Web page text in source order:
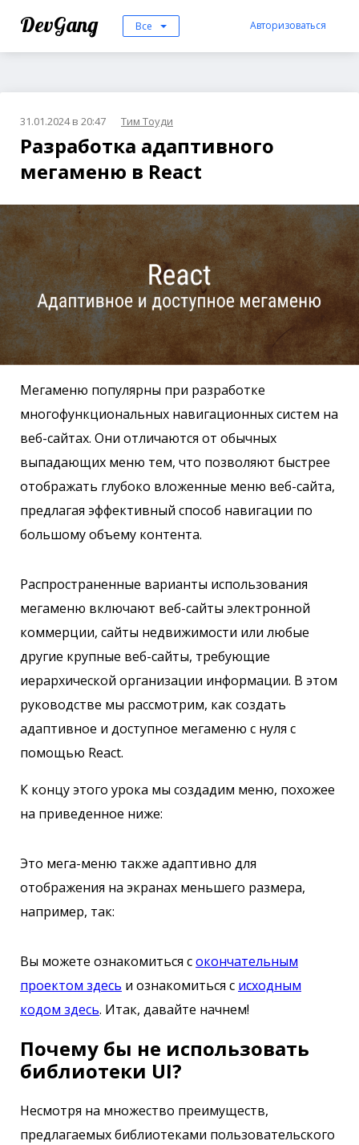
DevGang Все Авторизоваться
31.01.2024 в 20:47 Тим Тоуди
Разработка адаптивного
мегаменю в React
Мегаменю популярны при разработке
многофункциональных навигационных систем на
веб-сайтах. Они отличаются от обычных
выпадающих меню тем, что позволяют быстрее
отображать глубоко вложенные меню веб-сайта,
предлагая эффективный способ навигации по
большому объему контента.
Распространенные варианты использования
мегаменю включают веб-сайты электронной
коммерции, сайты недвижимости или любые
другие крупные веб-сайты, требующие
иерархической организации информации. В этом
руководстве мы рассмотрим, как создать
адаптивное и доступное мегаменю с нуля с
помощью React.
К концу этого урока мы создадим меню, похожее
на приведенное ниже:
Это мега-меню также адаптивно для
отображения на экранах меньшего размера,
например, так:
Вы можете ознакомиться сокончательным
проектом здесь и ознакомиться с исходным
кодом здесь. Итак, давайте начнем!
Почему бы не использовать
библиотеки UI?
Несмотря на множество преимуществ,
предлагаемых библиотеками пользовательского